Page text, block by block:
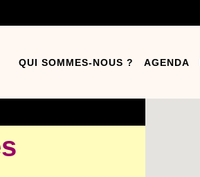
QUI SOMMES-NOUS ? AGENDA